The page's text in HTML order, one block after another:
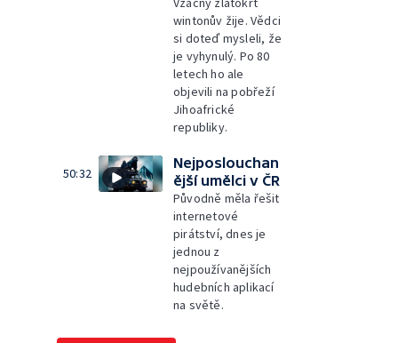
wintonův žije. Vědci
si doteď mysleli, že
je vyhynulý. Po 80
letech ho ale
objevili na pobřeží
Jihoafrické
republiky.
50:32
Nejposlouchan
ější umělci v ČR
Původně měla řešit
internetové
pirátství, dnes je
jednou z
nejpoužívanějších
hudebních aplikací
na světě.